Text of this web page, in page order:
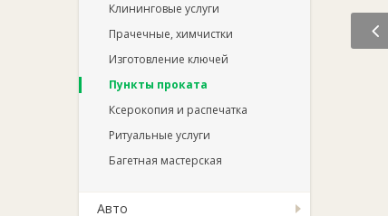
Клининговые услуги
Прачечные, химчистки
Изготовление ключей
Пункты проката
Ксерокопия и распечатка
Ритуальные услуги
Багетная мастерская
Авто